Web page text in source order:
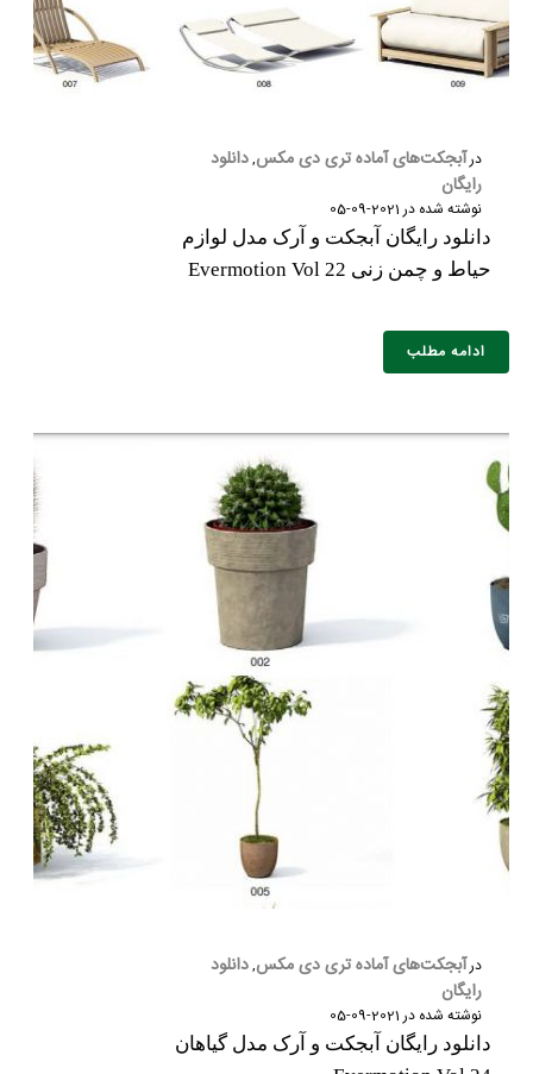
درآبجکت‌های آماده تری دی مکس,دانلود
رایگان
نوشته شده در2021-09-05
دانلود رایگان آبجکت و آرک مدل لوازم
حیاط و چمن زنی Evermotion Vol 22
ادامه مطلب
درآبجکت‌های آماده تری دی مکس,دانلود
رایگان
نوشته شده در2021-09-05
دانلود رایگان آبجکت و آرک مدل گیاهان